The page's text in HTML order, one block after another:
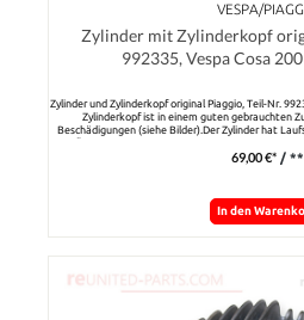
VESPA/
Zylinder mit Zylinderkopf
992335, Vespa Cosa
Zylinder und Zylinderkopf original Piaggio, Teil-Nr.
Zylinderkopf ist in einem guten gebrauchten
Beschädigungen (siehe Bilder).Der Zylinder hat
noch verwendbar.
69,00 €* / **
In den